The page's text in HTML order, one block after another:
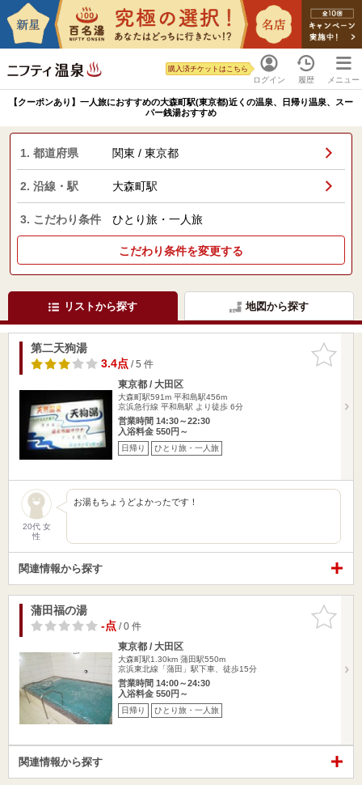
ログイン
購入済チケットはこちら
履歴 メニュー
【クーポンあり】一人旅におすすめの大森町駅(東京都)近くの温泉、日帰り温泉、スー
パー銭湯おすすめ
1. 都道府県 関東 / 東京都
2. 沿線・駅 大森町駅
3. こだわり条件 ひとり旅・一人旅
こだわり条件を変更する
リストから探す 地図から探す
お気に入
りに追加
第二天狗湯
3.4点/ 5 件
東京都 / 大田区
大森町駅591m 平和島駅456m
京浜急行線 平和島駅 より徒歩 6分
営業時間 14:30～22:30
入浴料金 550円～
日帰り ひとり旅・一人旅
20代 女
性
お湯もちょうどよかったです！
関連情報から探す
お気に入
りに追加
蒲田福の湯
-点/ 0 件
東京都 / 大田区
大森町駅1.30km 蒲田駅550m
京浜東北線「蒲田」駅下車、徒歩15分
営業時間 14:00～24:30
入浴料金 550円～
日帰り ひとり旅・一人旅
関連情報から探す